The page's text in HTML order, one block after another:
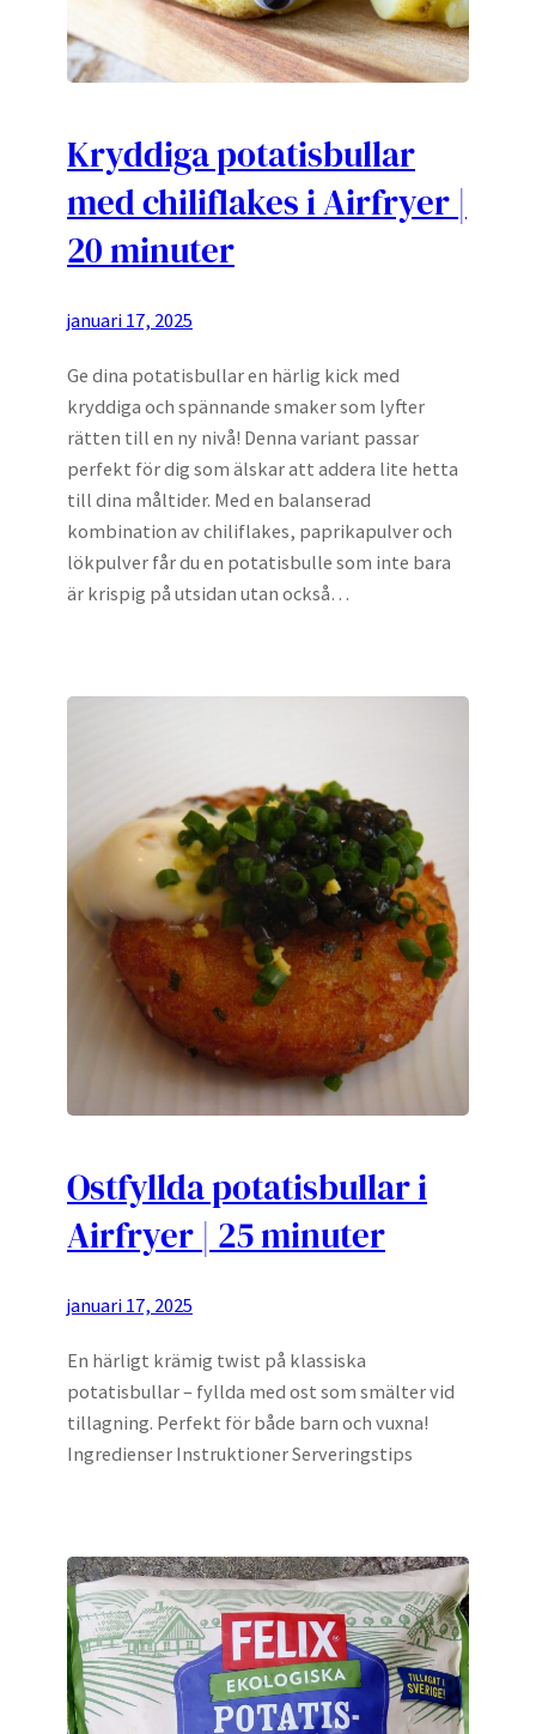
Kryddiga potatisbullar
med chiliflakes i Airfryer |
20 minuter
januari 17, 2025
Ge dina potatisbullar en härlig kick med
kryddiga och spännande smaker som lyfter
rätten till en ny nivå! Denna variant passar
perfekt för dig som älskar att addera lite hetta
till dina måltider. Med en balanserad
kombination av chiliflakes, paprikapulver och
lökpulver får du en potatisbulle som inte bara
är krispig på utsidan utan också…
Ostfyllda potatisbullar i
Airfryer | 25 minuter
januari 17, 2025
En härligt krämig twist på klassiska
potatisbullar – fyllda med ost som smälter vid
tillagning. Perfekt för både barn och vuxna!
Ingredienser Instruktioner Serveringstips